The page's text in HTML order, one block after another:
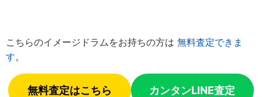
こちらのイメージドラムをお持ちの方は 無料査定できま
す。
無料査定はこちら カンタンLINE査定